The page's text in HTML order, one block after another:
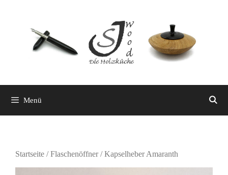
springen
Menü
Startseite /Flaschenöffner/ Kapselheber Amaranth